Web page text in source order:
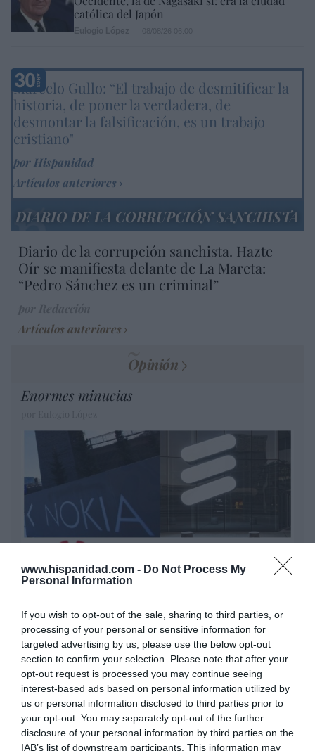
www.hispanidad.com - Do Not Process My
Personal Information
If you wish to opt-out of the sale, sharing to third parties, or
processing of your personal or sensitive information for
targeted advertising by us, please use the below opt-out
section to confirm your selection. Please note that after your
opt-out request is processed you may continue seeing
interest-based ads based on personal information utilized by
us or personal information disclosed to third parties prior to
your opt-out. You may separately opt-out of the further
disclosure of your personal information by third parties on the
IAB’s list of downstream participants. This information may
católica del Japón
Marcelo Gullo: “El trabajo de desmitificar la
historia, de poner la verdadera, de
desmontar la falsificación, es un trabajo
cristiano"
por Hispanidad
Artículos anteriores
DIARIO DE LA CORRUPCIÓN SANCHISTA
Diario de la corrupción sanchista. Hazte
Oír se manifiesta delante de La Mareta:
“Pedro Sánchez es un criminal”
Artículos anteriores
Opinión
Enormes minucias
son las patentes
Eulogio López
Isabel Pantoja pierde dos pleitos
con Hacienda por 700.000
euros... suma y sigue
Eulogio López